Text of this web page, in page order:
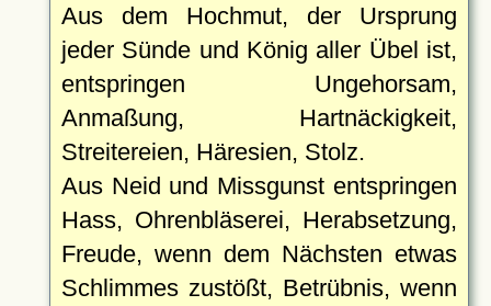
Aus dem Hochmut, der Ursprung
jeder Sünde und König aller Übel ist,
entspringen Ungehorsam,
Anmaßung, Hartnäckigkeit,
Streitereien, Häresien, Stolz.
Aus Neid und Missgunst entspringen
Hass, Ohrenbläserei, Herabsetzung,
Freude, wenn dem Nächsten etwas
Schlimmes zustößt, Betrübnis, wenn